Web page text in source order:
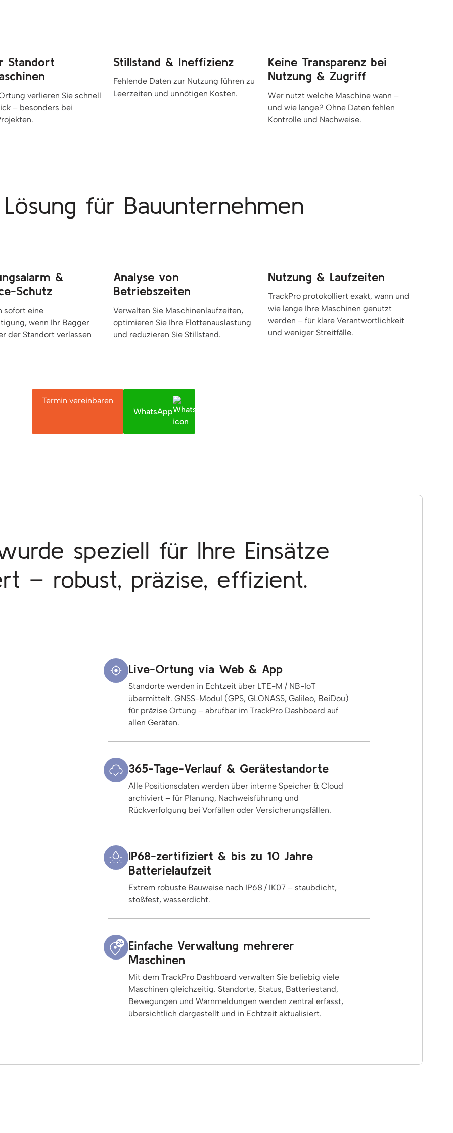
Standort
verlieren Sie schnell
– besonders bei
Stillstand & Ineffizienz
Fehlende Daten zur Nutzung führen zu
Leerzeiten und unnötigen Kosten.
Keine Transparenz bei
Nutzung & Zugriff
Wer nutzt welche Maschine wann –
und wie lange? Ohne Daten fehlen
Kontrolle und Nachweise.
für Bauunternehmen
&
Schutz
sofort eine
wenn Ihr Bagger
der Standort verlassen
Analyse von
Betriebszeiten
Verwalten Sie Maschinenlaufzeiten,
optimieren Sie Ihre Flottenauslastung
und reduzieren Sie Stillstand.
Nutzung & Laufzeiten
TrackPro protokolliert exakt, wann und
wie lange Ihre Maschinen genutzt
werden – für klare Verantwortlichkeit
und weniger Streitfälle.
Termin vereinbaren
WhatsApp
speziell für Ihre Einsätze
– robust, präzise, effizient.
Live-Ortung via Web & App
Standorte werden in Echtzeit über LTE-M / NB-IoT
übermittelt. GNSS-Modul (GPS, GLONASS, Galileo, BeiDou)
für präzise Ortung – abrufbar im TrackPro Dashboard auf
allen Geräten.
365-Tage-Verlauf & Gerätestandorte
Alle Positionsdaten werden über interne Speicher & Cloud
archiviert – für Planung, Nachweisführung und
Rückverfolgung bei Vorfällen oder Versicherungsfällen.
IP68-zertifiziert & bis zu 10 Jahre
Batterielaufzeit
Extrem robuste Bauweise nach IP68 / IK07 – staubdicht,
stoßfest, wasserdicht.
Einfache Verwaltung mehrerer
Maschinen
Mit dem TrackPro Dashboard verwalten Sie beliebig viele
Maschinen gleichzeitig. Standorte, Status, Batteriestand,
Bewegungen und Warnmeldungen werden zentral erfasst,
übersichtlich dargestellt und in Echtzeit aktualisiert.